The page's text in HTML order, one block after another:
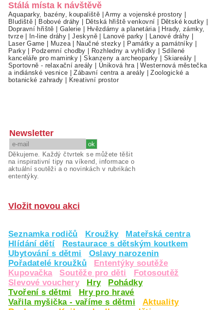
Stálá místa k návštěvě
Aquaparky, bazény, koupaliště |Army a vojenské prostory
Bludiště
Bobové dráhy Dětská hřiště venkovní Dětské koutky
Dopravní hřiště
Galerie Hvězdárny a planetária|
Hrady, zámky,
tvrze| In-line dráhy |Jeskyně| Lanové parky Lanové dráhy
Laser Game
Muzea| Naučné stezky Památky a památníky
Parky| Podzemní chodby Rozhledny a vyhlídky
Sdílené
kanceláře pro maminky |Skanzeny a archeoparky Skiareály
Sportovně - relaxační areály
Úniková hra|Westernová městečka
a indiánské vesnice |Zábavní centra a areály |Zoologické a
botanické zahrady
Kreativní prostor
Newsletter
Děkujeme. Každý čtvrtek se můžete těšit
na inspirativní tipy na víkend, informace o
aktuální soutěži a o novinkách v rubrikách
ententýky.
Vložit novou akci
Seznamka rodičů Kroužky
Mateřská centra
Hlídání dětí
Restaurace s dětským koutkem
Ubytování s dětmi
Oslavy narozenin
Pořadatelé kroužků
Ententýky soutěže
Kupovačka
Soutěže pro děti
Fotosoutěž
Slevové vouchery
Hry
Pohádky
Tvoření s dětmi
Hry pro hravé
Vařila myšička - vaříme s dětmi
Aktuality